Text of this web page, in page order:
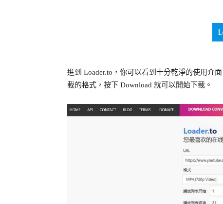
進到 Loader.to，你可以看到十分乾淨的使用介
載的格式，按下 Download 就可以開始下載。